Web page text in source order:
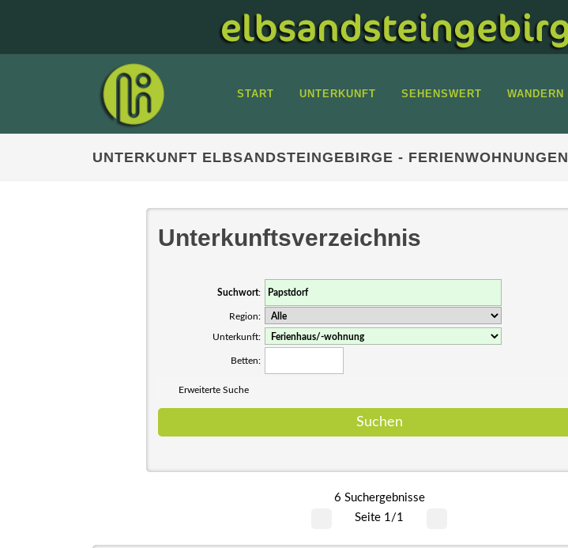
START UNTERKUNFT SEHENSWERT WANDERN
UNTERKUNFT ELBSANDSTEINGEBIRGE - FERIENWOHNUNGEN
Unterkunftsverzeichnis
Suchwort:
Region:
Unterkunft:
Betten:
Erweiterte Suche
6 Suchergebnisse
Seite 1/1